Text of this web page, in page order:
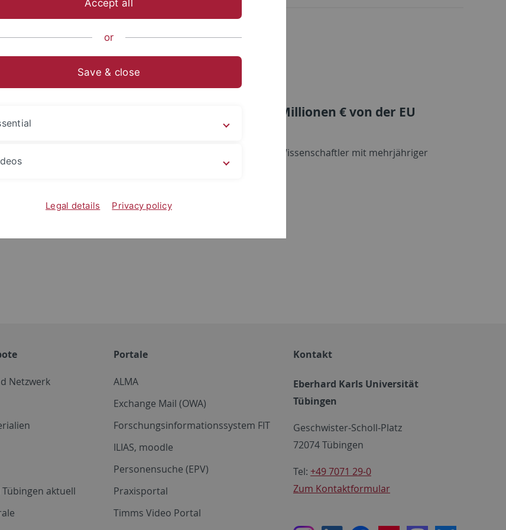
Geiger
wird in den nächsten 5 Jahren mit zwei Millionen € von der EU
Forschungsrats (ERC) exzellente Wissenschafterinnen und Wissenschaftler mit mehrjähriger
dem Aufbau eines eigenen Forschungsteams.
Netzwerk
aktuell
Portale
ALMA
Exchange Mail (OWA)
Forschungsinformationssystem FIT
ILIAS, moodle
Personensuche (EPV)
Praxisportal
Timms Video Portal
Kontakt
Eberhard Karls Universität
Tübingen
Geschwister-Scholl-Platz
72074 Tübingen
Tel: +49 7071 29-0
Zum Kontaktformular
Accept all
or
Save & close
Legal details Privacy policy